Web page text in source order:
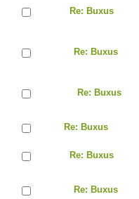
Re: Buxus
Re: Buxus
Re: Buxus
Re: Buxus
Re: Buxus
Re: Buxus